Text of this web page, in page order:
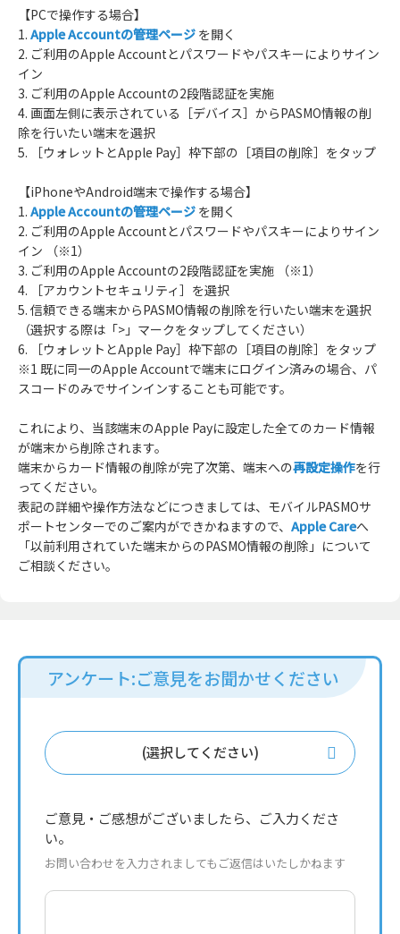
【PCで操作する場合】
1. Apple Accountの管理ページ を開く
2. ご利用のApple Accountとパスワードやパスキーによりサイン
イン
3. ご利用のApple Accountの2段階認証を実施
4. 画面左側に表示されている［デバイス］からPASMO情報の削
除を行いたい端末を選択
5. ［ウォレットとApple Pay］枠下部の［項目の削除］をタップ
【iPhoneやAndroid端末で操作する場合】
1. Apple Accountの管理ページ を開く
2. ご利用のApple Accountとパスワードやパスキーによりサイン
イン （※1）
3. ご利用のApple Accountの2段階認証を実施 （※1）
4. ［アカウントセキュリティ］を選択
5. 信頼できる端末からPASMO情報の削除を行いたい端末を選択
（選択する際は「>」マークをタップしてください）
6. ［ウォレットとApple Pay］枠下部の［項目の削除］をタップ
※1 既に同一のApple Accountで端末にログイン済みの場合、パ
スコードのみでサインインすることも可能です。
これにより、当該端末のApple Payに設定した全てのカード情報
が端末から削除されます。
端末からカード情報の削除が完了次第、端末への再設定操作を行
ってください。
表記の詳細や操作方法などにつきましては、モバイルPASMOサ
ポートセンターでのご案内ができかねますので、 Apple Careへ
「以前利用されていた端末からのPASMO情報の削除」について
ご相談ください。
アンケート:ご意見をお聞かせください
(選択してください)
ご意見・ご感想がございましたら、ご入力くださ
い。
お問い合わせを入力されましてもご返信はいたしかねます